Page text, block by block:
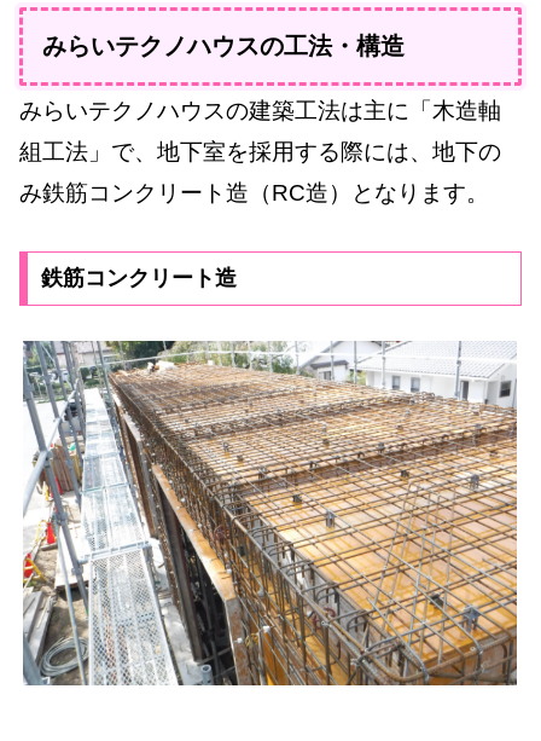
みらいテクノハウスの工法・構造
みらいテクノハウスの建築工法は主に「木造軸
組工法」で、地下室を採用する際には、地下の
み鉄筋コンクリート造（RC造）となります。
鉄筋コンクリート造